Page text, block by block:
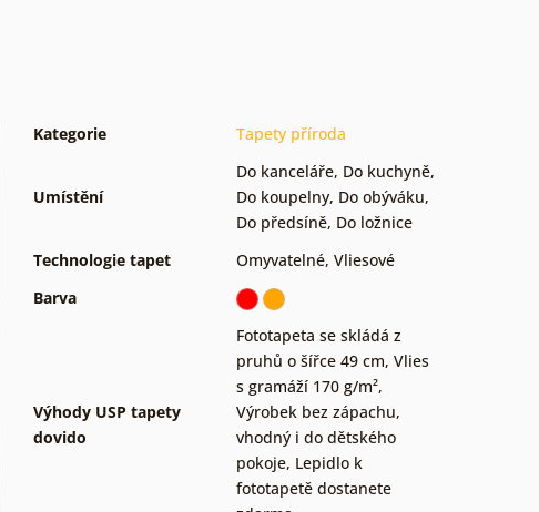
Kategorie Tapety příroda
Umístění
Do kanceláře, Do kuchyně,
Do koupelny, Do obýváku,
Do předsíně, Do ložnice
Technologie tapet
Omyvatelné, Vliesové
Barva
Výhody USP tapety
dovido
Fototapeta se skládá z
pruhů o šířce 49 cm, Vlies
s gramáží 170 g/m²,
Výrobek bez zápachu,
vhodný i do dětského
pokoje, Lepidlo k
fototapetě dostanete